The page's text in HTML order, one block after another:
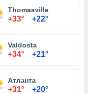
Thomasville
+33° +22°
Valdosta
+34° +21°
Атланта
+31° +20°